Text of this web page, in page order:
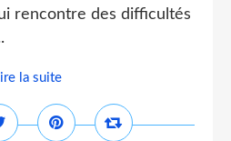
rencontre des difficultés
la suite